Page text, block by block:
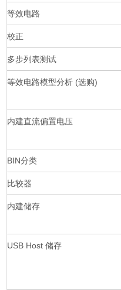
等效电路
校正
多步列表测试
等效电路模型分析 (选购)
内建直流偏置电压
BIN分类
比较器
内建储存
USB Host 储存